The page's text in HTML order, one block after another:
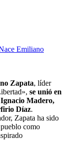
Emiliano
Zapata, líder
se unió en
Madero,
Díaz.
Zapata ha sido
como